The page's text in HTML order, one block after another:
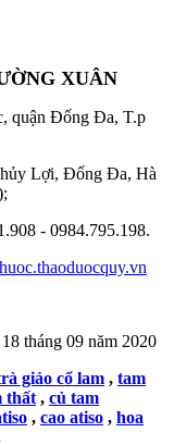
XUÂN
quận Đống Đa, T.p
Lợi, Đống Đa, Hà
- 0984.795.198.
tháng 09 năm 2020
giảo cổ lam , tam
thất , củ tam
, cao atiso , hoa